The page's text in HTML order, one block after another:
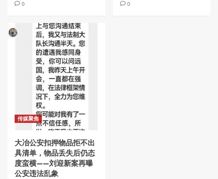
0
0
传媒聚焦
大冶公安扣押物品拒不出
具清单，物品丢失后仍态
度蛮横——刘迎新案再曝
公安违法乱象